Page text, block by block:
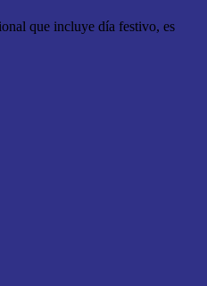
que incluye día festivo, es